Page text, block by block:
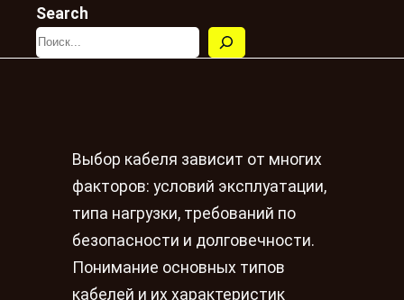
Search
Выбор кабеля зависит от многих
факторов: условий эксплуатации,
типа нагрузки, требований по
безопасности и долговечности.
Понимание основных типов
кабелей и их характеристик